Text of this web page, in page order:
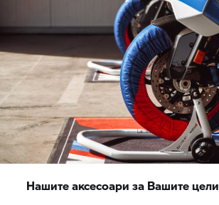
Нашите аксесоари за Вашите цели